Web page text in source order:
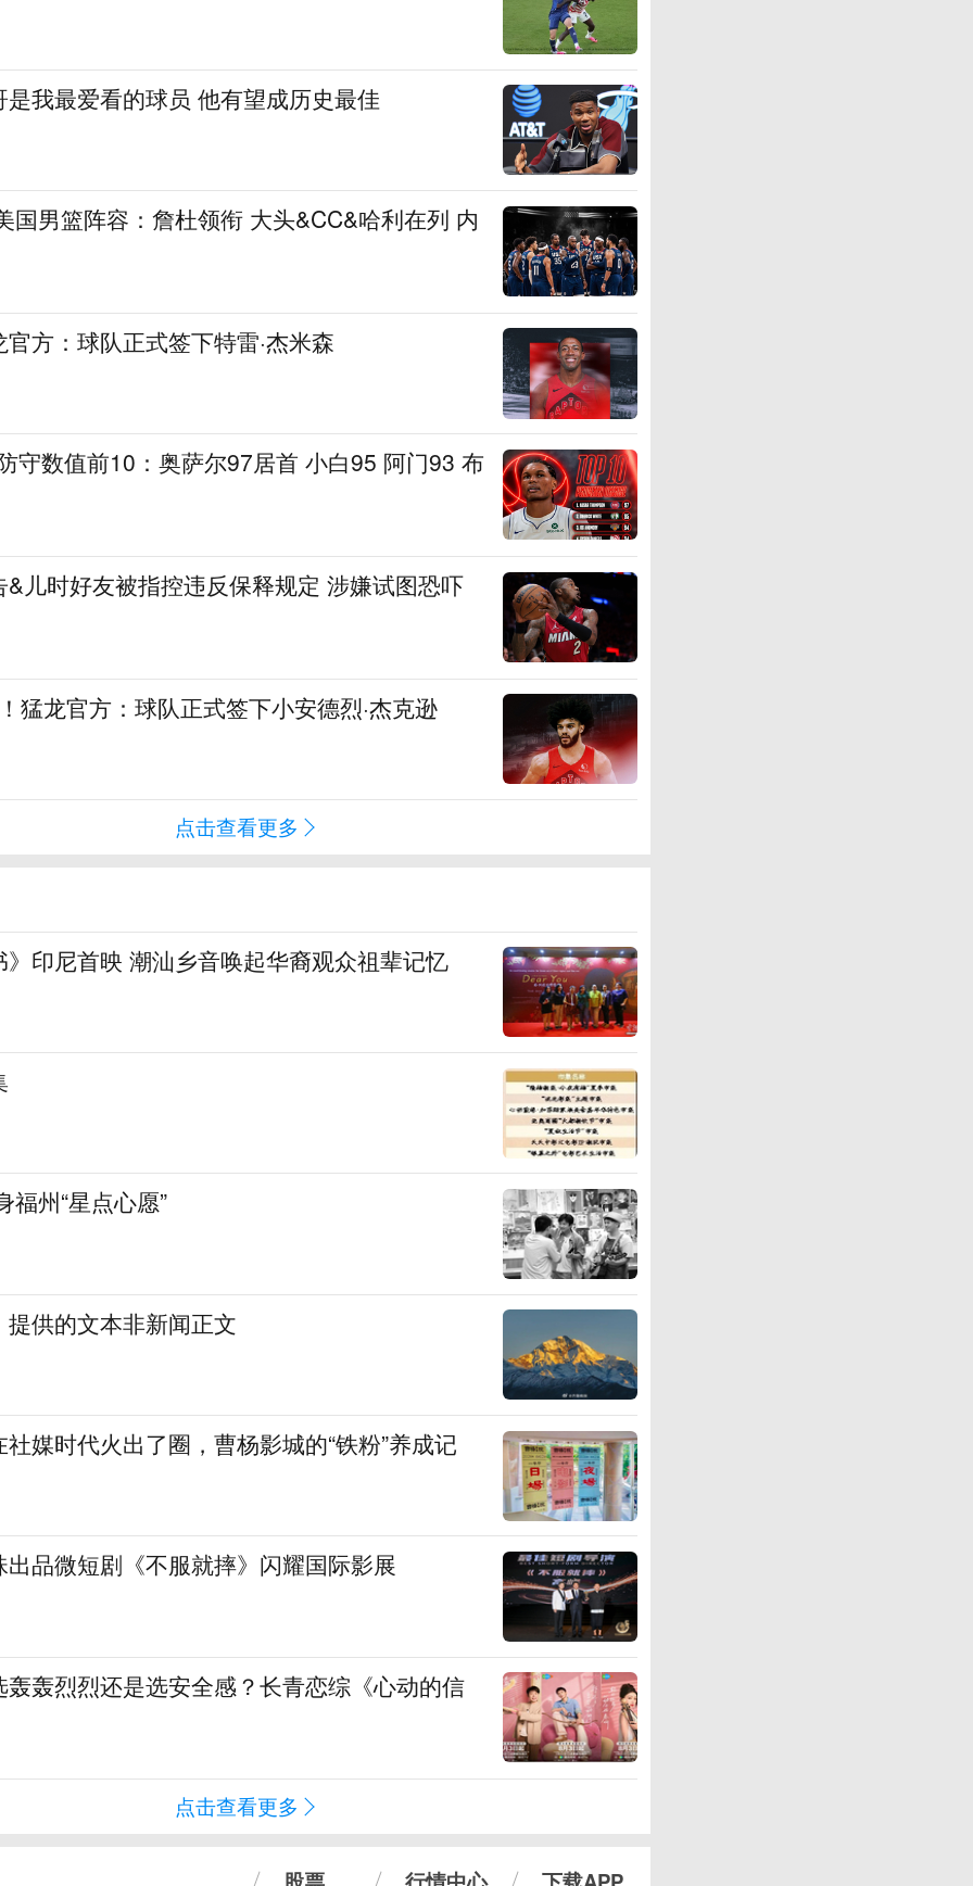
我最爱看的球员 他有望成历史最佳
国男篮阵容：詹杜领衔 大头&CC&哈利在列 内
方：球队正式签下特雷·杰米森
守数值前10：奥萨尔97居首 小白95 阿门93 布
儿时好友被指控违反保释规定 涉嫌试图恐吓
猛龙官方：球队正式签下小安德烈·杰克逊
点击查看更多
印尼首映 潮汕乡音唤起华裔观众祖辈记忆
福州“星点心愿”
供的文本非新闻正文
媒时代火出了圈，曹杨影城的“铁粉”养成记
品微短剧《不服就摔》闪耀国际影展
轰烈烈还是选安全感？长青恋综《心动的信
点击查看更多